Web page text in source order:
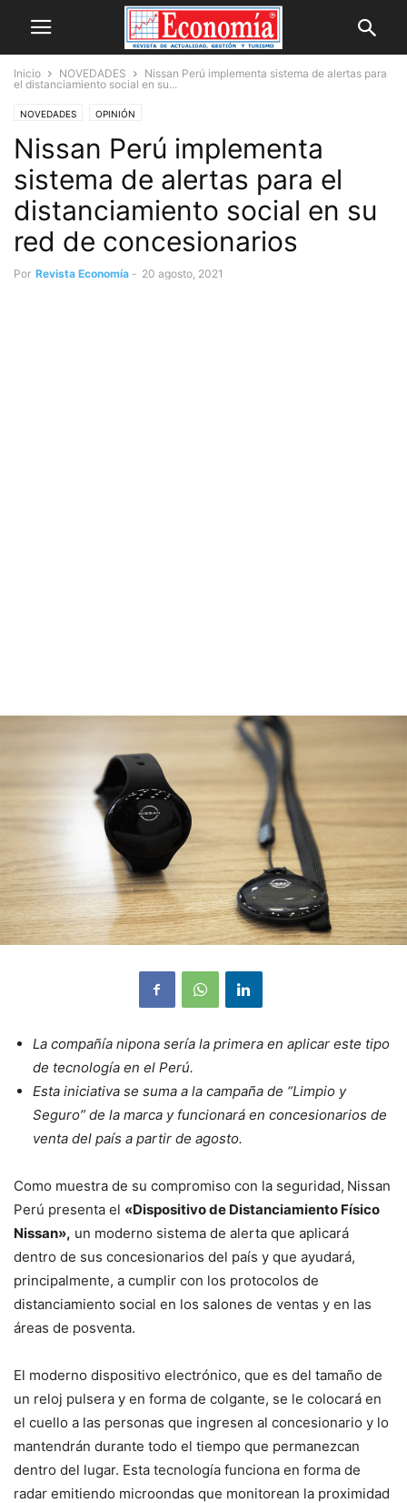
Inicio NOVEDADES
Nissan Perú implementa sistema de alertas para
el distanciamiento social en su...
NOVEDADES OPINIÓN
Nissan Perú implementa
sistema de alertas para el
distanciamiento social en su
red de concesionarios
Por Revista Economía - 20 agosto, 2021
La compañía nipona sería la primera en aplicar este tipo
de tecnología en el Perú.
Esta iniciativa se suma a la campaña de “Limpio y
Seguro” de la marca y funcionará en concesionarios de
venta del país a partir de agosto.
Como muestra de su compromiso con la seguridad, Nissan
Perú presenta el «Dispositivo de Distanciamiento Físico
Nissan», un moderno sistema de alerta que aplicará
dentro de sus concesionarios del país y que ayudará,
principalmente, a cumplir con los protocolos de
distanciamiento social en los salones de ventas y en las
áreas de posventa.
El moderno dispositivo electrónico, que es del tamaño de
un reloj pulsera y en forma de colgante, se le colocará en
el cuello a las personas que ingresen al concesionario y lo
mantendrán durante todo el tiempo que permanezcan
dentro del lugar. Esta tecnología funciona en forma de
radar emitiendo microondas que monitorean la proximidad